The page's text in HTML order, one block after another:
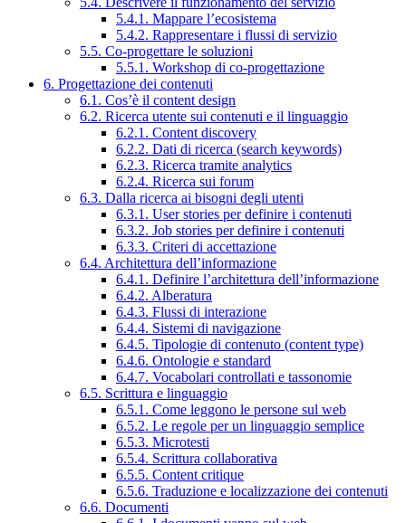
5.4.1. Mappare l’ecosistema
5.4.2. Rappresentare i flussi di servizio
5.5. Co-progettare le soluzioni
5.5.1. Workshop di co-progettazione
6. Progettazione dei contenuti
6.1. Cos’è il content design
6.2. Ricerca utente sui contenuti e il linguaggio
6.2.1. Content discovery
6.2.2. Dati di ricerca (search keywords)
6.2.3. Ricerca tramite analytics
6.2.4. Ricerca sui forum
6.3. Dalla ricerca ai bisogni degli utenti
6.3.1. User stories per definire i contenuti
6.3.2. Job stories per definire i contenuti
6.3.3. Criteri di accettazione
6.4. Architettura dell’informazione
6.4.1. Definire l’architettura dell’informazione
6.4.2. Alberatura
6.4.3. Flussi di interazione
6.4.4. Sistemi di navigazione
6.4.5. Tipologie di contenuto (content type)
6.4.6. Ontologie e standard
6.4.7. Vocabolari controllati e tassonomie
6.5. Scrittura e linguaggio
6.5.1. Come leggono le persone sul web
6.5.2. Le regole per un linguaggio semplice
6.5.3. Microtesti
6.5.4. Scrittura collaborativa
6.5.5. Content critique
6.5.6. Traduzione e localizzazione dei contenuti
6.6. Documenti